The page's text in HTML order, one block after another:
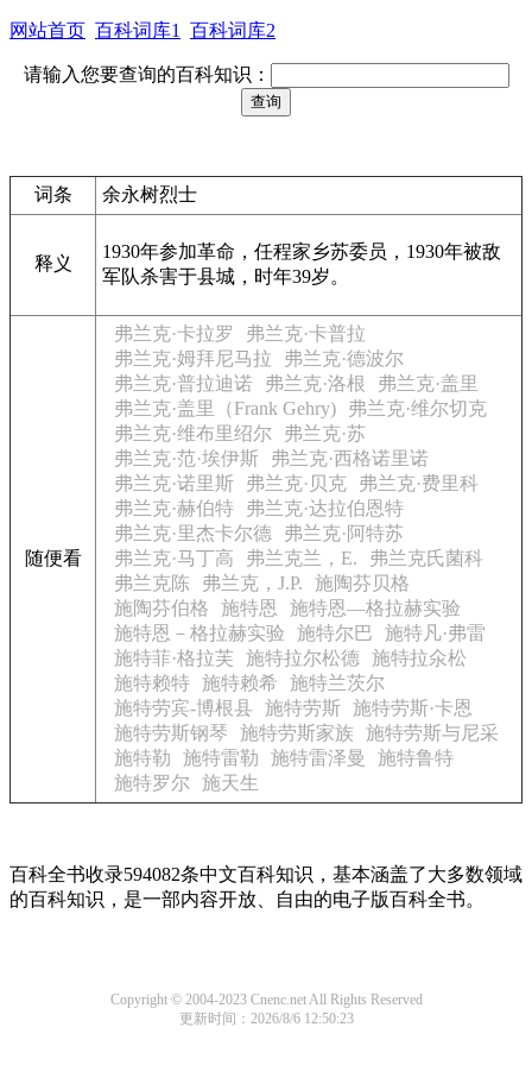
网站首页 百科词库1 百科词库2
请输入您要查询的百科知识：
词条 余永树烈士
释义
1930年参加革命，任程家乡苏委员，1930年被敌
军队杀害于县城，时年39岁。
随便看
弗兰克·卡拉罗
弗兰克·卡普拉
弗兰克·姆拜尼马拉
弗兰克·德波尔
弗兰克·普拉迪诺
弗兰克·洛根
弗兰克·盖里
弗兰克·盖里（Frank Gehry)
弗兰克·维尔切克
弗兰克·维布里绍尔
弗兰克·苏
弗兰克·范·埃伊斯
弗兰克·西格诺里诺
弗兰克·诺里斯
弗兰克·贝克
弗兰克·费里科
弗兰克·赫伯特
弗兰克·达拉伯恩特
弗兰克·里杰卡尔德
弗兰克·阿特苏
弗兰克·马丁高
弗兰克兰，E.
弗兰克氏菌科
弗兰克陈
弗兰克，J.P.
施陶芬贝格
施陶芬伯格
施特恩
施特恩—格拉赫实验
施特恩－格拉赫实验
施特尔巴
施特凡·弗雷
施特菲·格拉芙 施特拉尔松德
施特拉氽松
施特赖特 施特赖希
施特兰茨尔
施特劳宾-博根县
施特劳斯 施特劳斯·卡恩
施特劳斯钢琴
施特劳斯家族
施特劳斯与尼采
施特勒
施特雷勒 施特雷泽曼
施特鲁特
施特罗尔
施天生
百科全书收录594082条中文百科知识，基本涵盖了大多数领域
的百科知识，是一部内容开放、自由的电子版百科全书。
Copyright © 2004-2023 Cnenc.net All Rights Reserved
更新时间：2026/8/6 12:50:23